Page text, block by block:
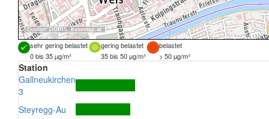
Quellen: DORIS, basemap.at
sehr gering belastet gering belastet
belastet
0 bis 35 µg/m³
35 bis 50 µg/m³ > 50 µg/m³
Station
Gallneukirchen
3
Steyregg-Au